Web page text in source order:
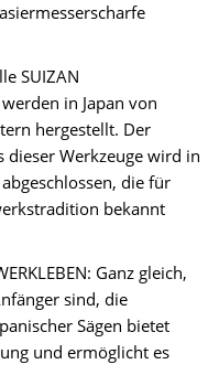
SUIZAN
in Japan von
hergestellt. Der
dieser Werkzeuge wird in
die für
bekannt
Ganz gleich,
sind, die
Sägen bietet
und ermöglicht es